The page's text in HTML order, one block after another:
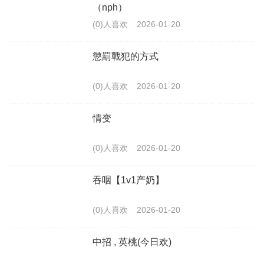
（nph）
(0)人喜欢 2026-01-20
懲罰戰犯的方式
(0)人喜欢 2026-01-20
情变
(0)人喜欢 2026-01-20
吞咽【1v1产奶】
(0)人喜欢 2026-01-20
中招 , 英桃(今日欢)